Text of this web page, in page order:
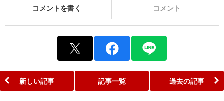
コメントを書く コメント
新しい記事 記事一覧 過去の記事